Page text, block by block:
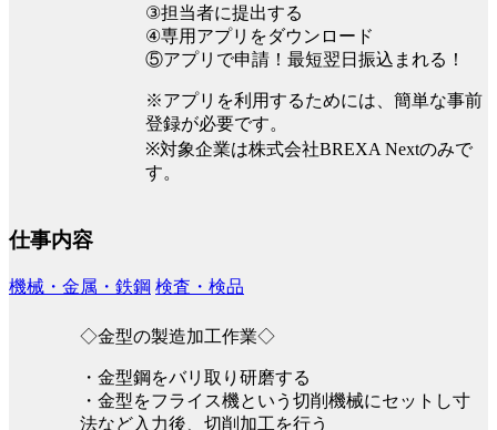
③担当者に提出する
④専用アプリをダウンロード
⑤アプリで申請！最短翌日振込まれる！
※アプリを利用するためには、簡単な事前
登録が必要です。
※対象企業は株式会社BREXA Nextのみで
す。
仕事内容
機械・金属・鉄鋼 検査・検品
◇金型の製造加工作業◇
・金型鋼をバリ取り研磨する
・金型をフライス機という切削機械にセットし寸
法など入力後、切削加工を行う